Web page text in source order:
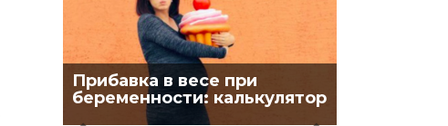
Прибавка в весе при
беременности: калькулятор